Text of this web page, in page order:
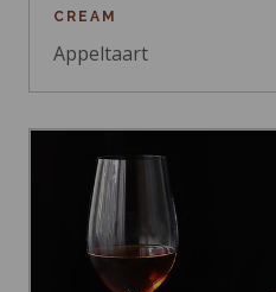
CREAM
Appeltaart